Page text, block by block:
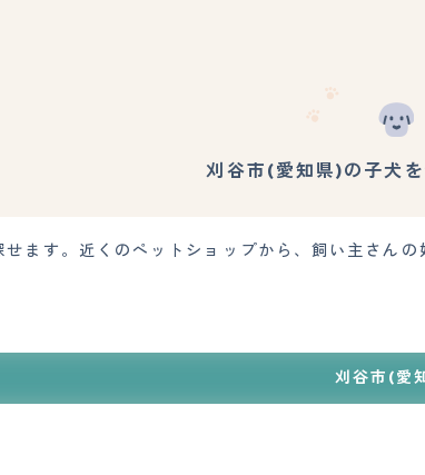
刈谷市(愛知県)の子犬
ます。近くのペットショップから、飼い主さん
刈谷市(愛